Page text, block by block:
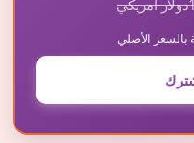
دولار أمريكي
الأصلي